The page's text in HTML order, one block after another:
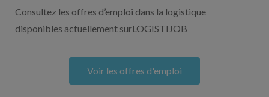
Consultez les offres d’emploi dans la logistique
disponibles actuellement surLOGISTIJOB
Voir les offres d'emploi